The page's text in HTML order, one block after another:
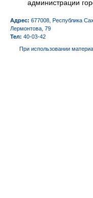
Адрес: 677008, Республика
Лермонтова, 79
Тел: 40-03-42
При использовании